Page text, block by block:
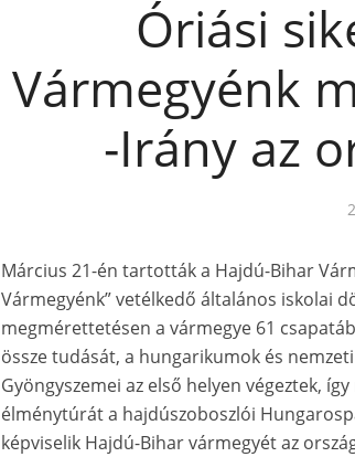
Óriási
Vármegyénk
-Irány az
Március 21-én tartották a Hajdú-Bihar
Vármegyénk” vetélkedő általános iskolai
megmérettetésen a vármegye 61
össze tudását, a hungarikumok és
Gyöngyszemei az első helyen végeztek,
élménytúrát a hajdúszoboszlói
képviselik Hajdú-Bihar vármegyét az